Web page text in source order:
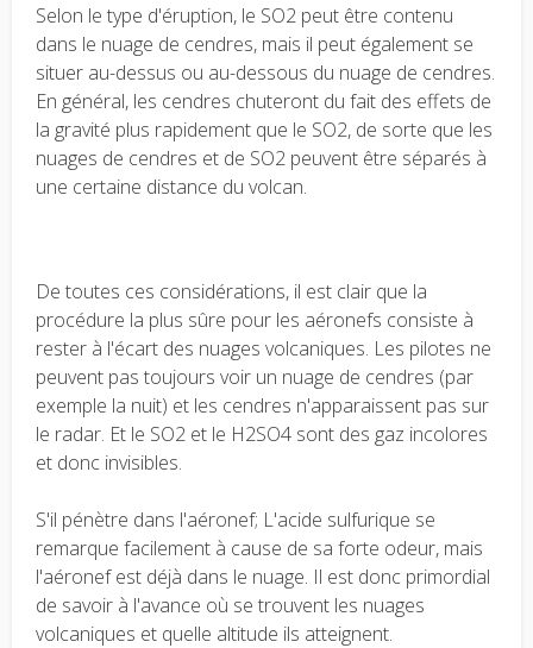
Selon le type d'éruption, le SO2 peut être contenu
dans le nuage de cendres, mais il peut également se
situer au-dessus ou au-dessous du nuage de cendres.
En général, les cendres chuteront du fait des effets de
la gravité plus rapidement que le SO2, de sorte que les
nuages de cendres et de SO2 peuvent être séparés à
une certaine distance du volcan.
De toutes ces considérations, il est clair que la
procédure la plus sûre pour les aéronefs consiste à
rester à l'écart des nuages volcaniques. Les pilotes ne
peuvent pas toujours voir un nuage de cendres (par
exemple la nuit) et les cendres n'apparaissent pas sur
le radar. Et le SO2 et le H2SO4 sont des gaz incolores
et donc invisibles.
S'il pénètre dans l'aéronef; L'acide sulfurique se
remarque facilement à cause de sa forte odeur, mais
l'aéronef est déjà dans le nuage. Il est donc primordial
de savoir à l'avance où se trouvent les nuages
volcaniques et quelle altitude ils atteignent.